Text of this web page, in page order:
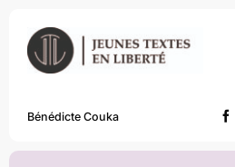
content
Bénédicte Couka